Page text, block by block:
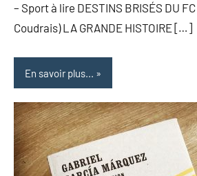
– Sport à lire DESTINS BRISÉS DU
Coudrais) LA GRANDE HISTOIRE […]
En savoir plus...